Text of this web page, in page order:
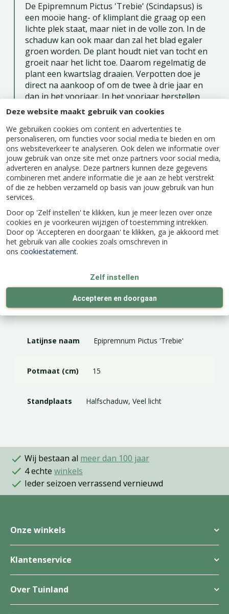
Deze website maakt gebruik van cookies
We gebruiken cookies om content en advertenties te
personaliseren, om functies voor social media te bieden en om
ons websiteverkeer te analyseren. Ook delen we informatie over
jouw gebruik van onze site met onze partners voor social media,
adverteren en analyse. Deze partners kunnen deze gegevens
combineren met andere informatie die je aan ze hebt verstrekt
of die ze hebben verzameld op basis van jouw gebruik van hun
services.
Door op 'Zelf instellen' te klikken, kun je meer lezen over onze
cookies en je voorkeuren wijzigen of toestemming intrekken.
Door op 'Accepteren en doorgaan' te klikken, ga je akkoord met
het gebruik van alle cookies zoals omschreven in
ons cookiestatement.
Zelf instellen
Accepteren en doorgaan
De Epipremnum Pictus 'Trebie' (Scindapsus) is
een mooie hang- of klimplant die graag op een
lichte plek staat, maar niet in de volle zon. In de
schaduw kan ook maar dan zal het blad egaler
groen worden. De plant houdt niet van tocht en
groeit naar het licht toe. Daarom regelmatig de
plant een kwartslag draaien. Verpotten doe je
direct na aankoop of om de twee à drie jaar en
dan in het voorjaar. In het voorjaar herstellen
eventuele beschadigde wortels beter. In de
zomermaanden kun je wat kamerplantenvoeding
geven. In de winter geef je geen voeding omdat
de plant dan in rust is. De grond mag niet
uitdrogen. Geef altijd een beetje water zodat de
wortels niet in het water komen te staan.
Sproeien is goed om het stof te verwijderen en
om ongedierte te voorkomen. Het blad stofvrij
maken is beter voor de plant en ziet er ook
mooier uit. Met de juiste verzorging is het een
prachtige kamerplant.
Specificaties
EAN code 9992122006859
Latijnse naam Epipremnum Pictus 'Trebie'
Potmaat (cm) 15
Standplaats Halfschaduw, Veel licht
Wij bestaan al meer dan 100 jaar
4 echte winkels
Ieder seizoen verrassend vernieuwd
Onze winkels
Klantenservice
Over Tuinland